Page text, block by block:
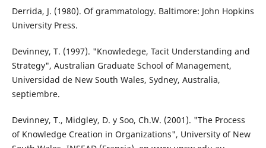
Derrida, J. (1980). Of grammatology. Baltimore: John Hopkins
University Press.
Devinney, T. (1997). "Knowledege, Tacit Understanding and
Strategy", Australian Graduate School of Management,
Universidad de New South Wales, Sydney, Australia,
septiembre.
Devinney, T., Midgley, D. y Soo, Ch.W. (2001). "The Process
of Knowledge Creation in Organizations", University of New